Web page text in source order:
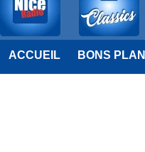
ACCUEIL BONS